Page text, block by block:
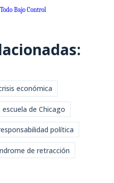
Bajo Control
económica
escuela de Chicago
política
de retracción